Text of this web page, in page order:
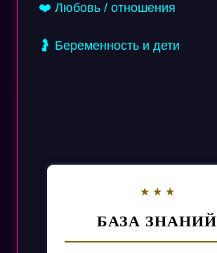
❤️ Любовь / отношения
🤰 Беременность и дети
БАЗА ЗНАНИЙ